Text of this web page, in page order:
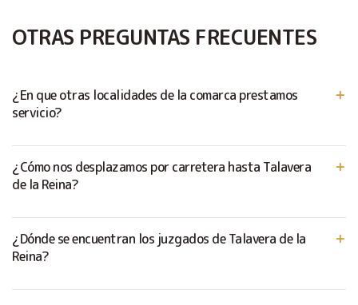
OTRAS PREGUNTAS FRECUENTES
¿En que otras localidades de la comarca prestamos
servicio?
¿Cómo nos desplazamos por carretera hasta Talavera
de la Reina?
¿Dónde se encuentran los juzgados de Talavera de la
Reina?